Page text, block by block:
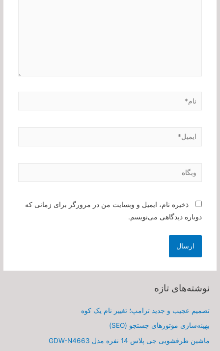
نام*
ایمیل*
وبگاه
ذخیره نام، ایمیل و وبسایت من در مرورگر برای زمانی که
دوباره دیدگاهی می‌نویسم.
نوشته‌های تازه
تصمیم عجیب و جدید ترامپ؛ تغییر نام یک کوه
بهینه‌سازی موتورهای جستجو (SEO)
ماشین ظرفشویی جی پلاس 14 نفره مدل GDW-N4663